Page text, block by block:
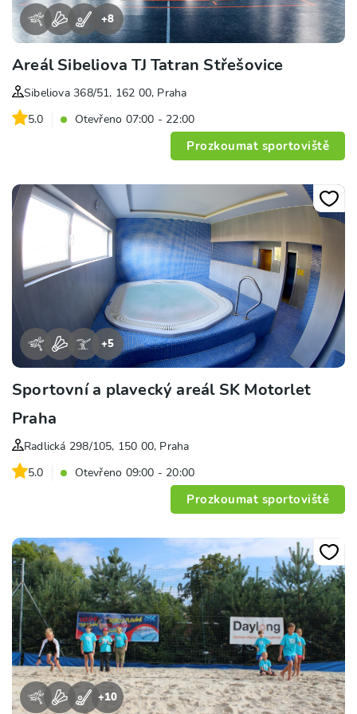
+8
Areál Sibeliova TJ Tatran Střešovice
Sibeliova 368/51, 162 00, Praha
5.0
Otevřeno 07:00 - 22:00
Prozkoumat sportoviště
+5
Sportovní a plavecký areál SK Motorlet
Praha
Radlická 298/105, 150 00, Praha
5.0
Otevřeno 09:00 - 20:00
Prozkoumat sportoviště
+10